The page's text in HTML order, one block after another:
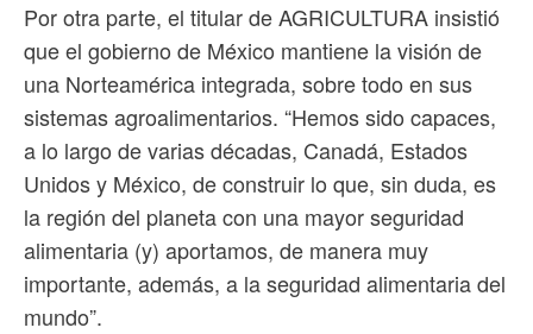
Por otra parte, el titular de AGRICULTURA insistió
que el gobierno de México mantiene la visión de
una Norteamérica integrada, sobre todo en sus
sistemas agroalimentarios. “Hemos sido capaces,
a lo largo de varias décadas, Canadá, Estados
Unidos y México, de construir lo que, sin duda, es
la región del planeta con una mayor seguridad
alimentaria (y) aportamos, de manera muy
importante, además, a la seguridad alimentaria del
mundo”.